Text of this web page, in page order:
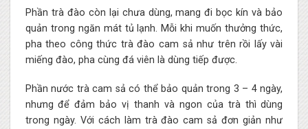
Phần trà đào còn lại chưa dùng, mang đi bọc kín và bảo
quản trong ngăn mát tủ lạnh. Mỗi khi muốn thưởng thức,
pha theo công thức trà đào cam sả như trên rồi lấy vài
miếng đào, pha cùng đá viên là dùng tiếp được.
Phần nước trà cam sả có thể bảo quản trong 3 – 4 ngày,
nhưng để đảm bảo vị thanh và ngon của trà thì dùng
trong ngày. Với cách làm trà đào cam sả đơn giản như